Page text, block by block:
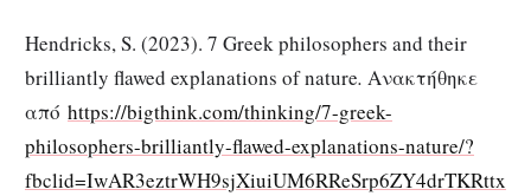
Hendricks, S. (2023). 7 Greek philosophers and their
brilliantly flawed explanations of nature. Ανακτήθηκε
από https://bigthink.com/thinking/7-greek-
philosophers-brilliantly-flawed-explanations-nature/?
fbclid=IwAR3eztrWH9sjXiuiUM6RReSrp6ZY4drTKRttx